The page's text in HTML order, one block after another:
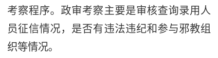
考察程序。政审考察主要是审核查询录用人
员征信情况，是否有违法违纪和参与邪教组
织等情况。